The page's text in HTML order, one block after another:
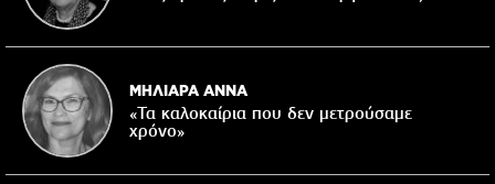
ΜΗΛΙΑΡΑ ΑΝΝΑ
«Τα καλοκαίρια που δεν μετρούσαμε
χρόνο»